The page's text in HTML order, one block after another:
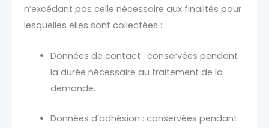
n’excédant pas celle nécessaire aux finalités pour
lesquelles elles sont collectées :
Données de contact : conservées pendant
la durée nécessaire au traitement de la
demande.
Données d’adhésion : conservées pendant